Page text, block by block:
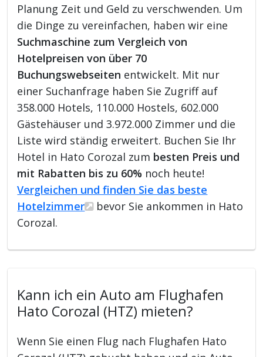
Planung Zeit und Geld zu verschwenden. Um
die Dinge zu vereinfachen, haben wir eine
Suchmaschine zum Vergleich von
Hotelpreisen von über 70
Buchungswebseiten entwickelt. Mit nur
einer Suchanfrage haben Sie Zugriff auf
358.000 Hotels, 110.000 Hostels, 602.000
Gästehäuser und 3.972.000 Zimmer und die
Liste wird ständig erweitert. Buchen Sie Ihr
Hotel in Hato Corozal zum besten Preis und
mit Rabatten bis zu 60% noch heute!
Vergleichen und finden Sie das beste
Hotelzimmer
bevor Sie ankommen in Hato
Corozal.
Kann ich ein Auto am Flughafen
Hato Corozal (HTZ) mieten?
Wenn Sie einen Flug nach Flughafen Hato